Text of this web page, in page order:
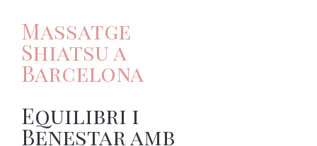
Massatge
Shiatsu a
Barcelona
Equilibri i
Benestar amb